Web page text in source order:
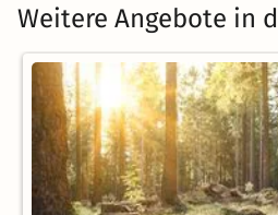
Weitere Angebote in